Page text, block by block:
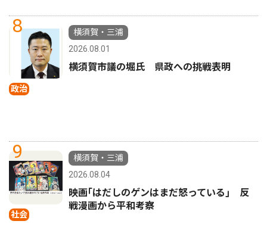
8
政治
横須賀・三浦
2026.08.01
横須賀市議の堀氏 県政への挑戦表明
9
社会
横須賀・三浦
2026.08.04
映画｢はだしのゲンはまだ怒っている｣ 反
戦漫画から平和考察